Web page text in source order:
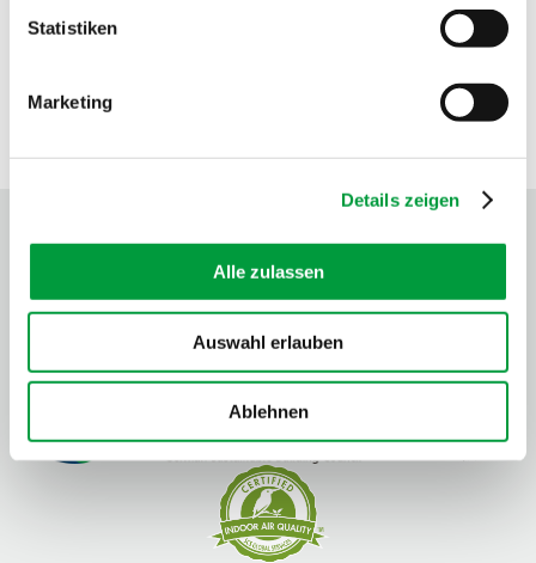
Statistiken
Marketing
Details zeigen
Alle zulassen
Auswahl erlauben
Ablehnen
PRÜF- UND GÜTESIEGEL